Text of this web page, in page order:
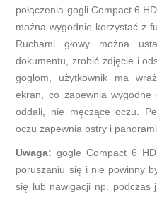
połączenia gogli Compact 6
można wygodnie korzystać z
Ruchami głowy można
dokumentu, zrobić zdjęcie i
goglom, użytkownik ma
ekran, co zapewnia
oddali, nie męczące oczu.
oczu zapewnia ostry i
Uwaga: gogle Compact 6
poruszaniu się i nie powinny
się lub nawigacji np. podczas